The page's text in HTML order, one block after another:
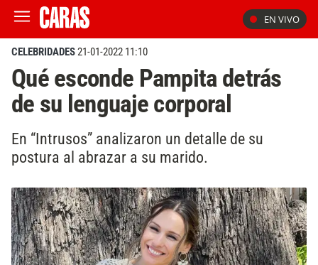
EN VIVO
CELEBRIDADES21-01-2022 11:10
Qué esconde Pampita detrás
de su lenguaje corporal
En “Intrusos” analizaron un detalle de su
postura al abrazar a su marido.